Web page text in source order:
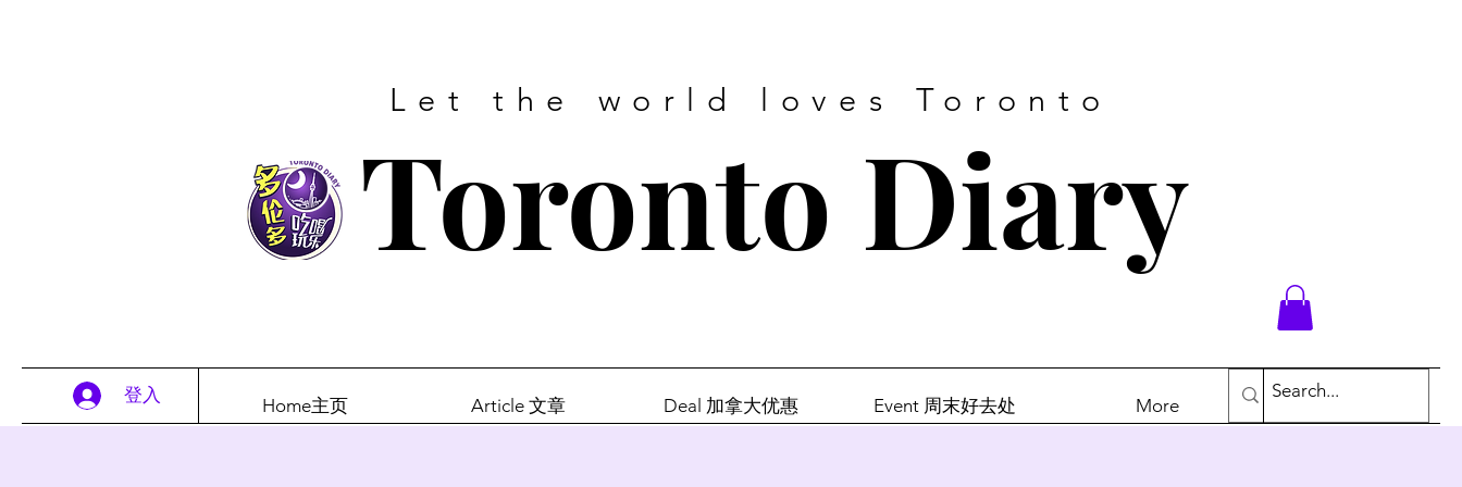
Let the world loves Toronto
Toronto Diary
登入 Home主页 Article 文章 Deal 加拿大优惠 Event 周末好去处 More